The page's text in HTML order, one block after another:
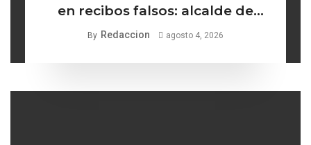
en recibos falsos: alcalde de
Celaya
By Redaccion agosto 4, 2026